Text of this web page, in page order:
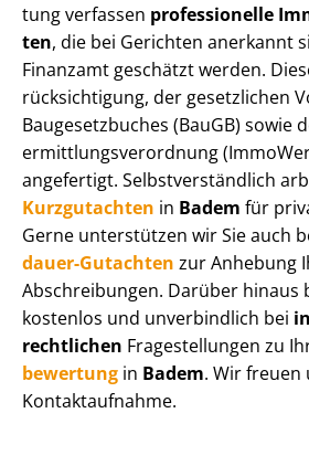
tung verfassen professionelle
ten, die bei Gerichten anerkannt
Finanzamt geschätzt werden.
rück­sich­ti­gung, der gesetzlichen
Baugesetzbuches (BauGB)
ermitt­lungs­ver­ord­nung
angefertigt. Selbst­ver­ständ­lich
Kurzgutachten in Badem für
Gerne unterstützen wir Sie auch
dau­er-Gutachten zur Anhebung
Abschreibungen. Darüber hinaus
kostenlos und unverbindlich bei
rechtlichen Fragestellungen zu
be­wer­tung in Badem. Wir freuen
Kontaktaufnahme.